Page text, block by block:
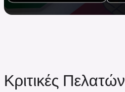
Κριτικές Πελατών